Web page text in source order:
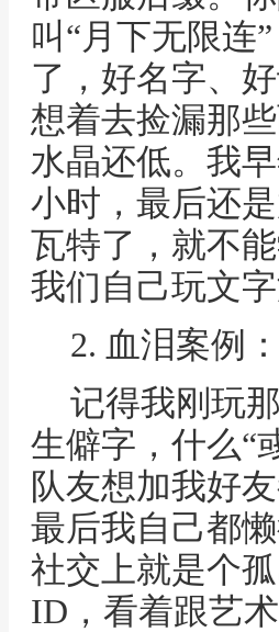
叫“月下无限连
了，好名字、
想着去捡漏那
水晶还低。我
小时，最后还
瓦特了，就不
我们自己玩文字
2. 血泪案例
记得我刚玩
生僻字，什么“
队友想加我好
最后我自己都
社交上就是个
ID，看着跟艺